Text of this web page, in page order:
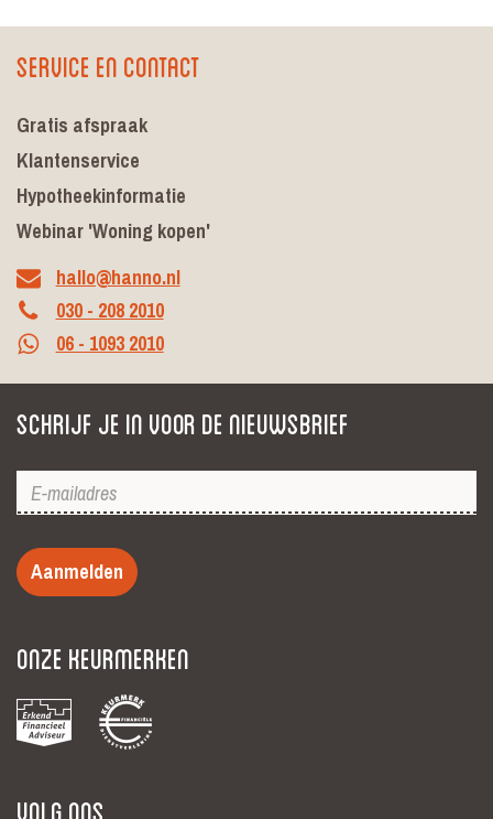
Service en contact
Gratis afspraak
Klantenservice
Hypotheekinformatie
Webinar 'Woning kopen'
hallo@hanno.nl
030 - 208 2010
06 - 1093 2010
Schrijf je in voor de nieuwsbrief
Aanmelden
Onze keurmerken
Volg ons